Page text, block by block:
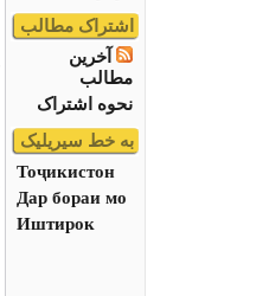
اشتراک مطالب
آخرین
مطالب
نحوه اشتراک
به خط سیریلیک
Тоҷикистон
Дар бораи мо
Иштирок